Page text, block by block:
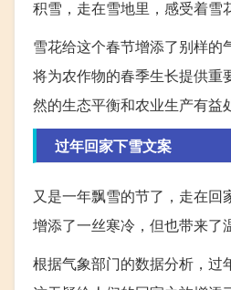
积雪，走在雪地里，感受着雪
雪花给这个春节增添了别样
将为农作物的春季生长提供重
然的生态平衡和农业生产有益
过年回家下雪文案
又是一年飘雪的节了，走在
增添了一丝寒冷，但也带来了
根据气象部门的数据分析，过